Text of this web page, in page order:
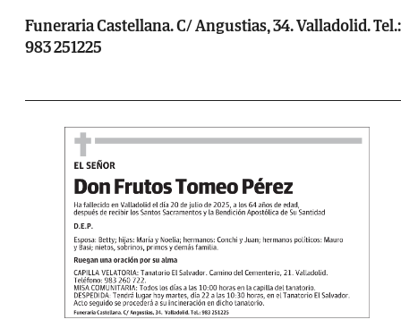
Funeraria Castellana. C/ Angustias, 34. Valladolid. Tel.:
983 251225